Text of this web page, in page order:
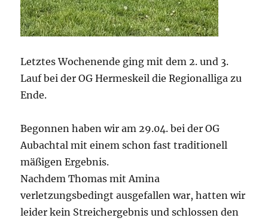
Letztes Wochenende ging mit dem 2. und 3.
Lauf bei der OG Hermeskeil die Regionalliga zu
Ende.
Begonnen haben wir am 29.04. bei der OG
Aubachtal mit einem schon fast traditionell
mäßigen Ergebnis.
Nachdem Thomas mit Amina
verletzungsbedingt ausgefallen war, hatten wir
leider kein Streichergebnis und schlossen den